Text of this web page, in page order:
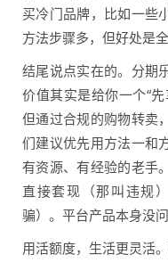
买冷门品牌，比如一些
方法步骤多，但好处是
结尾说点实在的。分期
价值其实是给你一个“先
但通过合规的购物转卖
们建议优先用方法一和
有资源、有经验的老手
直接套现（那叫违规
骗）。平台产品本身没
用活额度，生活更灵活